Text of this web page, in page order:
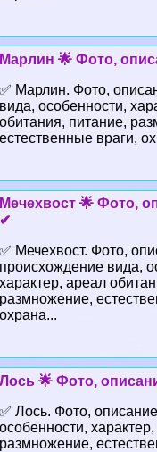
Марлин 🌟 Фото,
✅ Марлин. Фото,
вида, особенности,
обитания, питание,
естественные враги,
Мечехвост 🌟 Фото,
✔
✅ Мечехвост. Фото,
происхождение вида,
хаpaктер, ареал
размножение,
охрана...
Лось 🌟 Фото,
✅ Лось. Фото,
особенности,
размножение,